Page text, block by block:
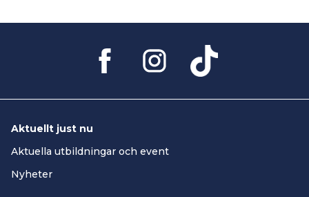
Aktuellt just nu
Aktuella utbildningar och event
Nyheter